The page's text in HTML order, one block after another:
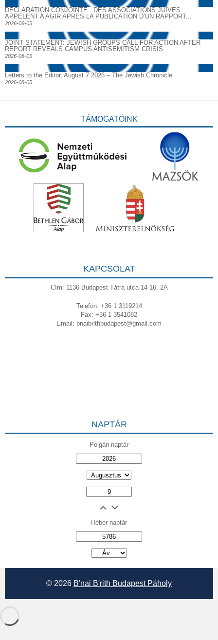
DECLARATION CONJOINTE : DES ASSOCIATIONS JUIVES
APPELENT A AGIR APRES LA PUBLICATION D’UN RAPPORT...
2026-08-05
JOINT STATEMENT: JEWISH GROUPS CALL FOR ACTION AFTER
REPORT REVEALS CAMPUS ANTISEMITISM CRISIS
2026-08-05
Letters to the Editor, August 7 2026 – The Jewish Chronicle
2026-08-05
TÁMOGATÓINK
KAPCSOLAT
Cím: 1136 Budapest Tátra utca 14-16. 2A
Telefon: +36 1 3119214
Fax: +36 1 3541082
Email: bnaibrithbudapest@gmail.com
NAPTÁR
Polgári naptár
Héber naptár
© 2026 B'nai B'rith Budapest Páholy